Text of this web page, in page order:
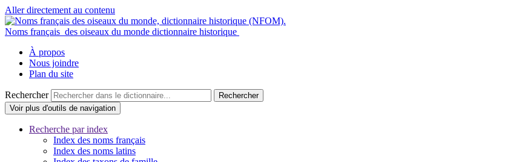
Aller directement au contenu
Noms français des oiseaux du monde dictionnaire historique
À propos
Nous joindre
Plan du site
Rechercher
Voir plus d'outils de navigation
Recherche par index
Index des noms français
Index des noms latins